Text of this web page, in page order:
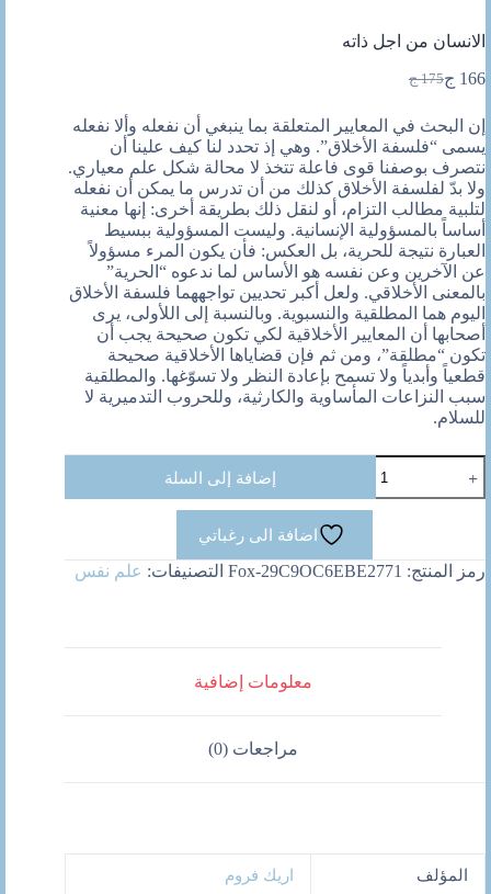
الانسان من اجل ذاته
175 ج
السعر
هو:
175 ج.
166 جالسعر
هو:
166 ج.
إن البحث في المعايير المتعلقة بما ينبغي أن نفعله وألا نفعله
يسمى “فلسفة الأخلاق”. وهي إذ تحدد لنا كيف علينا أن
نتصرف بوصفنا قوى فاعلة تتخذ لا محالة شكل علم معياري.
ولا بدّ لفلسفة الأخلاق كذلك من أن تدرس ما يمكن أن نفعله
لتلبية مطالب التزام، أو لنقل ذلك بطريقة أخرى: إنها معنية
أساساً بالمسؤولية الإنسانية. وليست المسؤولية ببسيط
العبارة نتيجة للحرية، بل العكس: فأن يكون المرء مسؤولاً
عن الآخرين وعن نفسه هو الأساس لما ندعوه “الحرية”
بالمعنى الأخلاقي. ولعل أكبر تحديين تواجههما فلسفة الأخلاق
اليوم هما المطلقية والنسبوية. وبالنسبة إلى اللأولى، يرى
أصحابها أن المعايير الأخلاقية لكي تكون صحيحة يجب أن
تكون “مطلقة”، ومن ثم فإن قضاياها الأخلاقية صحيحة
قطعياً وأبدياً ولا تسمح بإعادة النظر ولا تسوّغها. والمطلقية
سبب النزاعات المأساوية والكارثية، وللحروب التدميرية لا
للسلام.
الانسان
من
إضافة إلى السلة
اضافة الى رغباتي
رمز المنتج: Fox-29C9OC6EBE2771 التصنيفات: علم نفس
معلومات إضافية
مراجعات (0)
المؤلف اريك فروم